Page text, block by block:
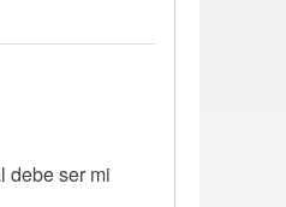
debe ser mi